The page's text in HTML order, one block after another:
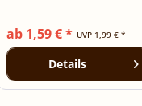
UVP1,99 € *
ab 1,59 € *
Details